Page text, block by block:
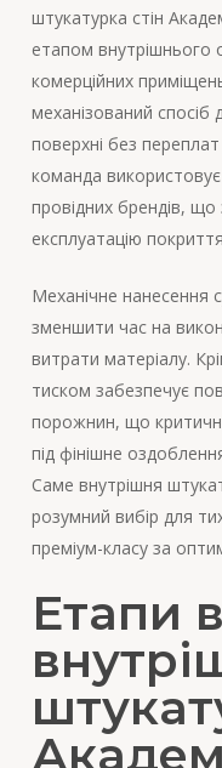
штукатурка стін
етапом внутрішнього
комерційних
механізований спосіб
поверхні без
команда використовує
провідних брендів,
експлуатацію
Механічне нанесення
зменшити час на
витрати матеріалу.
тиском забезпечує
порожнин, що
під фінішне
Саме внутрішня
розумний вибір для
преміум-класу за
Етапи